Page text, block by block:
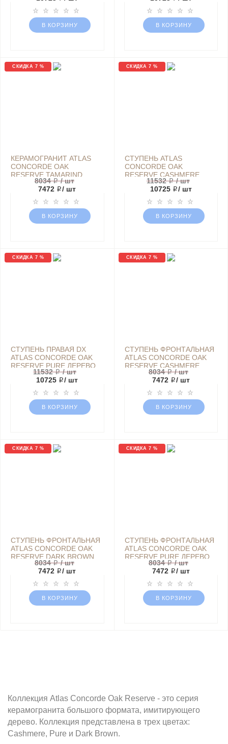
БЕЖЕВЫЙ МАТОВЫЙ
В КОРЗИНУ
БЕЖЕВЫЙ МАТОВЫЙ
В КОРЗИНУ
СКИДКА 7 %
КЕРАМОГРАНИТ ATLAS
CONCORDE OAK
RESERVE TAMARIND
SCALINO FRONTALE
33Х120 ДЕРЕВО
БЕЖЕВЫЙ МАТОВЫЙ
8034 ₽/ шт
7472 ₽/ шт
В КОРЗИНУ
СКИДКА 7 %
СТУПЕНЬ ATLAS
CONCORDE OAK
RESERVE CASHMERE
SCALINO ANGOLARE DX,
РАЗМЕР 33Х120 СМ
ДЕРЕВО БЕЖЕВЫЙ
МАТОВЫЙ | АРТИКУЛ
620070000873 ПРАВАЯ
11532 ₽/ шт
10725 ₽/ шт
В КОРЗИНУ
СКИДКА 7 %
СТУПЕНЬ ПРАВАЯ DX
ATLAS CONCORDE OAK
RESERVE PURE ДЕРЕВО
КОРИЧНЕВЫЙ МАТОВЫЙ |
АРТИКУЛ 620070000874
11532 ₽/ шт
10725 ₽/ шт
В КОРЗИНУ
СКИДКА 7 %
СТУПЕНЬ ФРОНТАЛЬНАЯ
ATLAS CONCORDE OAK
RESERVE CASHMERE
SCALINO FRONTALE
ДЕРЕВО БЕЖЕВЫЙ
МАТОВЫЙ | АРТИКУЛ
620070000865
8034 ₽/ шт
7472 ₽/ шт
В КОРЗИНУ
СКИДКА 7 %
СТУПЕНЬ ФРОНТАЛЬНАЯ
ATLAS CONCORDE OAK
RESERVE DARK BROWN
ДЕРЕВО КОРИЧНЕВЫЙ
МАТОВЫЙ | АРТИКУЛ
620070000868
8034 ₽/ шт
7472 ₽/ шт
В КОРЗИНУ
СКИДКА 7 %
СТУПЕНЬ ФРОНТАЛЬНАЯ
ATLAS CONCORDE OAK
RESERVE PURE ДЕРЕВО
КОРИЧНЕВЫЙ МАТОВЫЙ |
АРТИКУЛ 620070000866
8034 ₽/ шт
7472 ₽/ шт
В КОРЗИНУ
Коллекция Atlas Concorde Oak Reserve - это серия
керамогранита большого формата, имитирующего
дерево. Коллекция представлена в трех цветах:
Cashmere, Pure и Dark Brown.